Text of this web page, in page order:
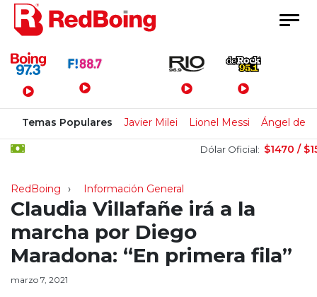
Menú Principal
Temas Populares Javier Milei Lionel Messi Ángel de
Dólar Oficial: $1470 / $1520
RedBoing Información General
Claudia Villafañe irá a la
marcha por Diego
Maradona: “En primera fila”
marzo 7, 2021